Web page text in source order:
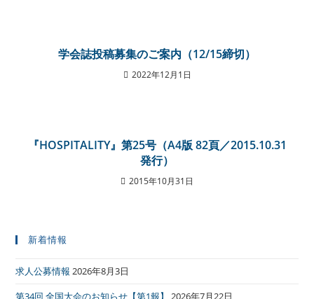
学会誌投稿募集のご案内（12/15締切）
2022年12月1日
『HOSPITALITY』第25号（A4版 82頁／2015.10.31
発行）
2015年10月31日
新着情報
求人公募情報 2026年8月3日
第34回 全国大会のお知らせ【第1報】
2026年7月22日